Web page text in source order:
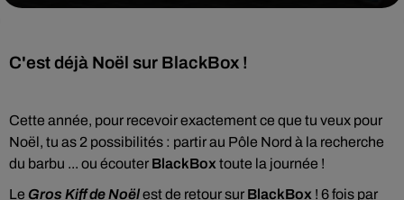
C'est déjà Noël sur BlackBox !
Cette année, pour recevoir exactement ce que tu veux pour
Noël, tu as 2 possibilités : partir au Pôle Nord à la recherche
du barbu ... ou écouter BlackBox toute la journée !
Le Gros Kiff de Noëlest de retour sur BlackBox ! 6 fois par